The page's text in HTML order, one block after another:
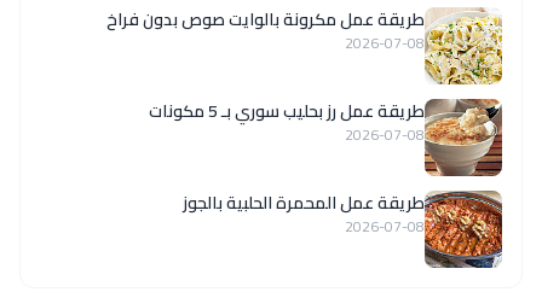
طريقة عمل مكرونة بالوايت صوص بدون فراخ
2026-07-08
طريقة عمل رز بحليب سوري بـ 5 مكونات
2026-07-08
طريقة عمل المحمرة الحلبية بالجوز
2026-07-08